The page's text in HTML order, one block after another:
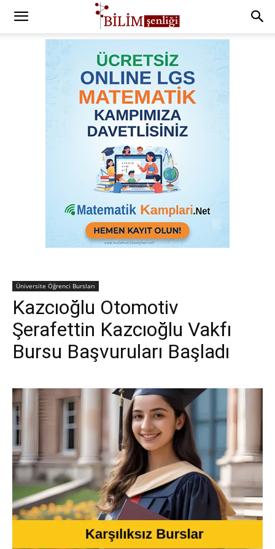
Üniversite Öğrenci Bursları
Kazcıoğlu Otomotiv
Şerafettin Kazcıoğlu Vakfı
Bursu Başvuruları Başladı